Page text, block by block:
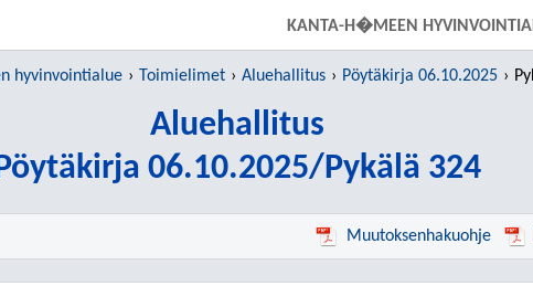
SIIRRY SUORAAN PÄÄSISÄLTÖÖN
KANTA-H�MEEN
hyvinvointialue Toimielimet Aluehallitus Pöytäkirja 06.10.2025
Aluehallitus
06.10.2025/Pykälä 324
Muutoksenhakuohje